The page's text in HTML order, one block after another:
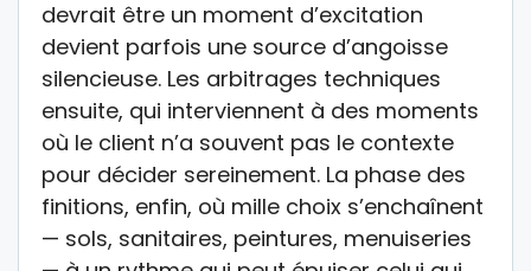
devrait être un moment d’excitation
devient parfois une source d’angoisse
silencieuse. Les arbitrages techniques
ensuite, qui interviennent à des moments
où le client n’a souvent pas le contexte
pour décider sereinement. La phase des
finitions, enfin, où mille choix s’enchaînent
— sols, sanitaires, peintures, menuiseries